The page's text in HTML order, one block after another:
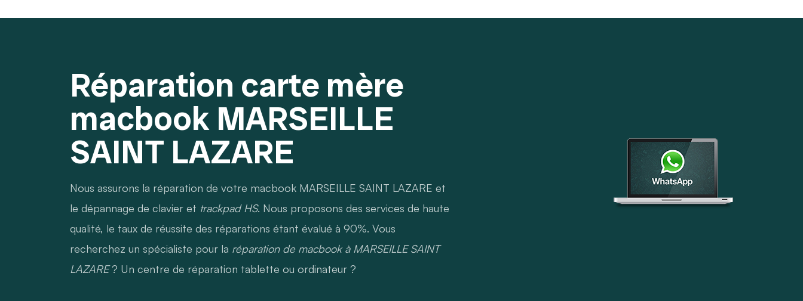
Réparation carte mère
macbook MARSEILLE
SAINT LAZARE
Nous assurons la réparation de votre macbook MARSEILLE SAINT LAZARE et
le dépannage de clavier et trackpad HS. Nous proposons des services de haute
qualité, le taux de réussite des réparations étant évalué à 90%. Vous
recherchez un spécialiste pour la réparation de macbook à MARSEILLE SAINT
LAZARE? Un centre de réparation tablette ou ordinateur ?